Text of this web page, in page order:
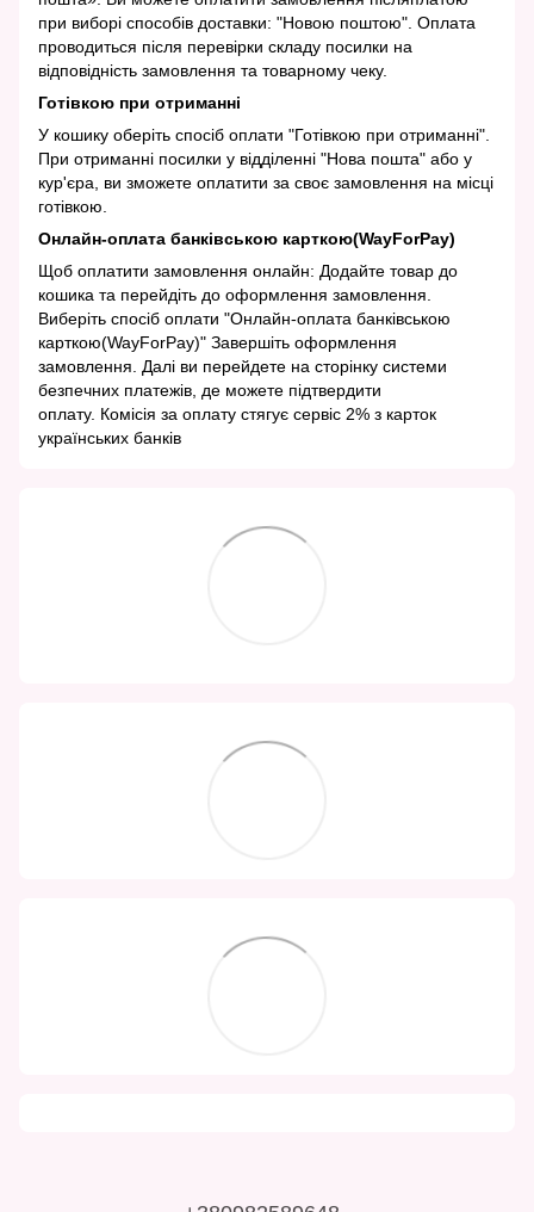
при виборі способів доставки: "Новою поштою". Оплата
проводиться після перевірки складу посилки на
відповідність замовлення та товарному чеку.
Готівкою при отриманні
У кошику оберіть спосіб оплати "Готівкою при отриманні".
При отриманні посилки у відділенні "Нова пошта" або у
кур'єра, ви зможете оплатити за своє замовлення на місці
готівкою.
Онлайн-оплата банківською карткою(WayForPay)
Щоб оплатити замовлення онлайн: Додайте товар до
кошика та перейдіть до оформлення замовлення.
Виберіть спосіб оплати "Онлайн-оплата банківською
карткою(WayForPay)" Завершіть оформлення
замовлення. Далі ви перейдете на сторінку системи
безпечних платежів, де можете підтвердити
оплату. Комісія за оплату стягує сервіс 2% з карток
українських банків